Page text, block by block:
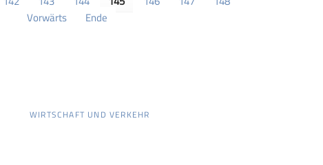
Vorwärts
Ende
WIRTSCHAFT UND VERKEHR